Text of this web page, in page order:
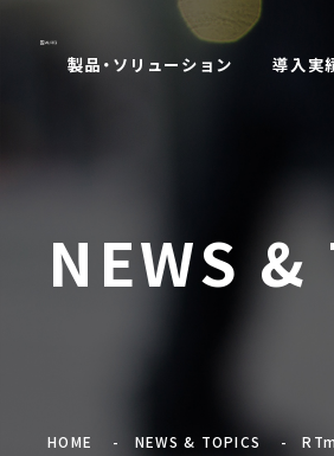
製品・ソリューション 導入実
NEWS &
HOME NEWS & TOPICS